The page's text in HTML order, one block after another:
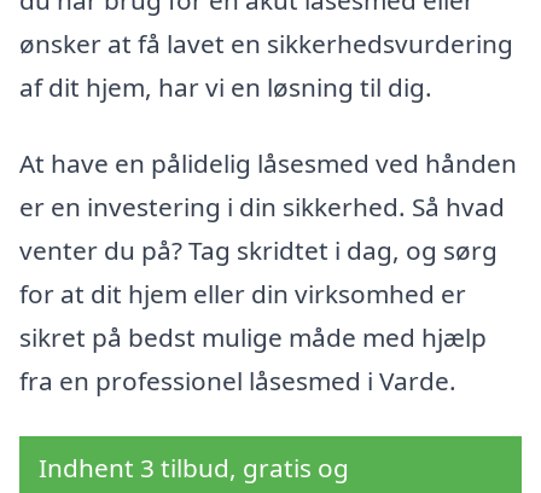
ønsker at få lavet en sikkerhedsvurdering
af dit hjem, har vi en løsning til dig.
At have en pålidelig låsesmed ved hånden
er en investering i din sikkerhed. Så hvad
venter du på? Tag skridtet i dag, og sørg
for at dit hjem eller din virksomhed er
sikret på bedst mulige måde med hjælp
fra en professionel låsesmed i Varde.
Indhent 3 tilbud, gratis og